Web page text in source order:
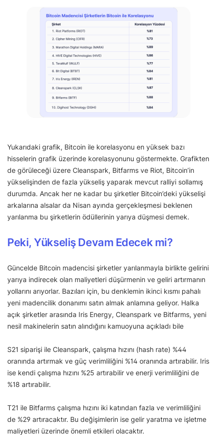
Yukarıdaki grafik, Bitcoin ile korelasyonu en yüksek bazı
hisselerin grafik üzerinde korelasyonunu göstermekte. Grafikten
de görüleceği üzere Cleanspark, Bitfarms ve Riot, Bitcoin’in
yükselişinden de fazla yükseliş yaparak mevcut ralliyi sollamış
durumda. Ancak her ne kadar bu şirketler Bitcoin’deki yükselişi
arkalarına alsalar da Nisan ayında gerçekleşmesi beklenen
yarılanma bu şirketlerin ödüllerinin yarıya düşmesi demek.
Peki, Yükseliş Devam Edecek mi?
Güncelde Bitcoin madencisi şirketler yarılanmayla birlikte gelirini
yarıya indirecek olan maliyetleri düşürmenin ve geliri artırmanın
yollarını arıyorlar. Bazıları için, bu denklemin ikinci kısmı pahalı
yeni madencilik donanımı satın almak anlamına geliyor. Halka
açık şirketler arasında Iris Energy, Cleanspark ve Bitfarms, yeni
nesil makinelerin satın alındığını kamuoyuna açıkladı bile
S21 siparişi ile Cleanspark, çalışma hızını (hash rate) %44
oranında artırmak ve güç verimliliğini %14 oranında artırabilir. Iris
ise kendi çalışma hızını %25 artırabilir ve enerji verimliliğini de
%18 artırabilir.
T21 ile Bitfarms çalışma hızını iki katından fazla ve verimliliğini
de %29 artıracaktır. Bu değişimlerin ise gelir yaratma ve işletme
maliyetleri üzerinde önemli etkileri olacaktır.